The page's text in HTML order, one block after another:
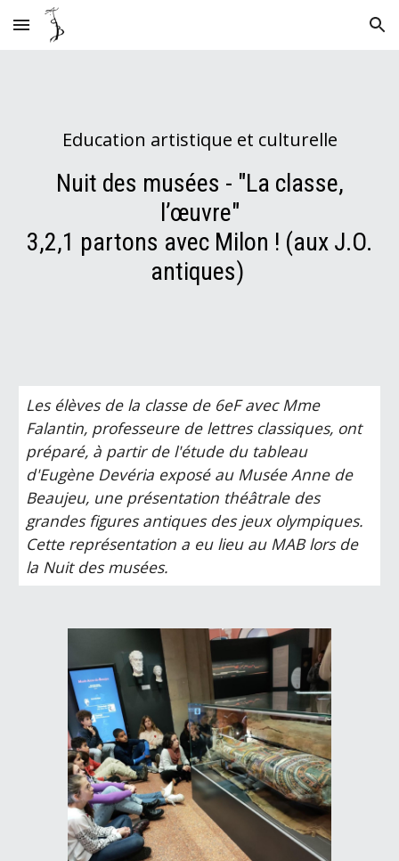
Skip to main content Skip to navigation
Education artistique et culturelle
Nuit des musées - "La classe,
l’œuvre"
3,2,1 partons avec Milon ! (aux J.O.
antiques)
Les élèves de la classe de 6eF avec Mme
Falantin, professeure de lettres classiques, ont
préparé, à partir de l'étude du tableau
d'Eugène Devéria exposé au Musée Anne de
Beaujeu, une présentation théâtrale des
grandes figures antiques des jeux olympiques.
Cette représentation a eu lieu au MAB lors de
la Nuit des musées.